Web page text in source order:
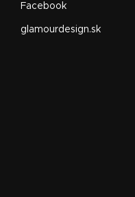
Facebook
glamourdesign.sk